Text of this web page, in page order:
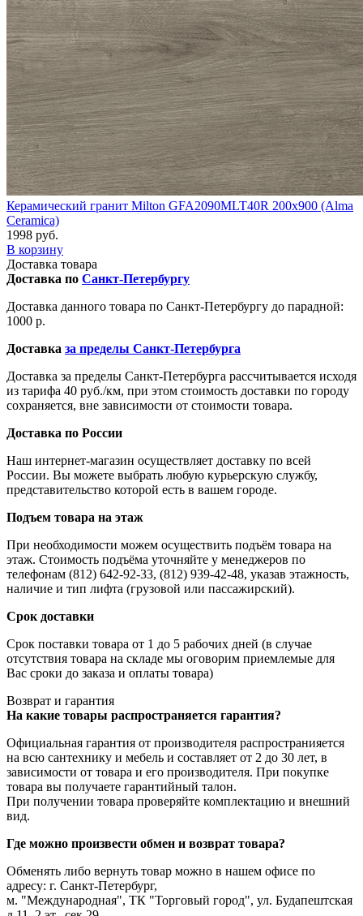
Керамический гранит Milton GFA2090MLT40R 200x900 (Alma
Ceramica)
1998 руб.
В корзину
Доставка товара
Доставка по Санкт-Петербургу
Доставка данного товара по Санкт-Петербургу до парадной:
1000 р.
Доставка за пределы Санкт-Петербурга
Доставка за пределы Санкт-Петербурга рассчитывается исходя
из тарифа 40 руб./км, при этом стоимость доставки по городу
сохраняется, вне зависимости от стоимости товара.
Доставка по России
Наш интернет-магазин осуществляет доставку по всей
России. Вы можете выбрать любую курьерскую службу,
представительство которой есть в вашем городе.
Подъем товара на этаж
При необходимости можем осуществить подъём товара на
этаж. Стоимость подъёма уточняйте у менеджеров по
телефонам (812) 642-92-33, (812) 939-42-48, указав этажность,
наличие и тип лифта (грузовой или пассажирский).
Срок доставки
Срок поставки товара от 1 до 5 рабочих дней (в случае
отсутствия товара на складе мы оговорим приемлемые для
Вас сроки до заказа и оплаты товара)
Возврат и гарантия
На какие товары распространяется гарантия?
Официальная гарантия от производителя распространияется
на всю сантехнику и мебель и составляет от 2 до 30 лет, в
зависимости от товара и его производителя. При покупке
товара вы получаете гарантийный талон.
При получении товара проверяйте комплектацию и внешний
вид.
Где можно произвести обмен и возврат товара?
Обменять либо вернуть товар можно в нашем офисе по
адресу: г. Санкт-Петербург,
м. "Международная", ТК "Торговый город", ул. Будапештская